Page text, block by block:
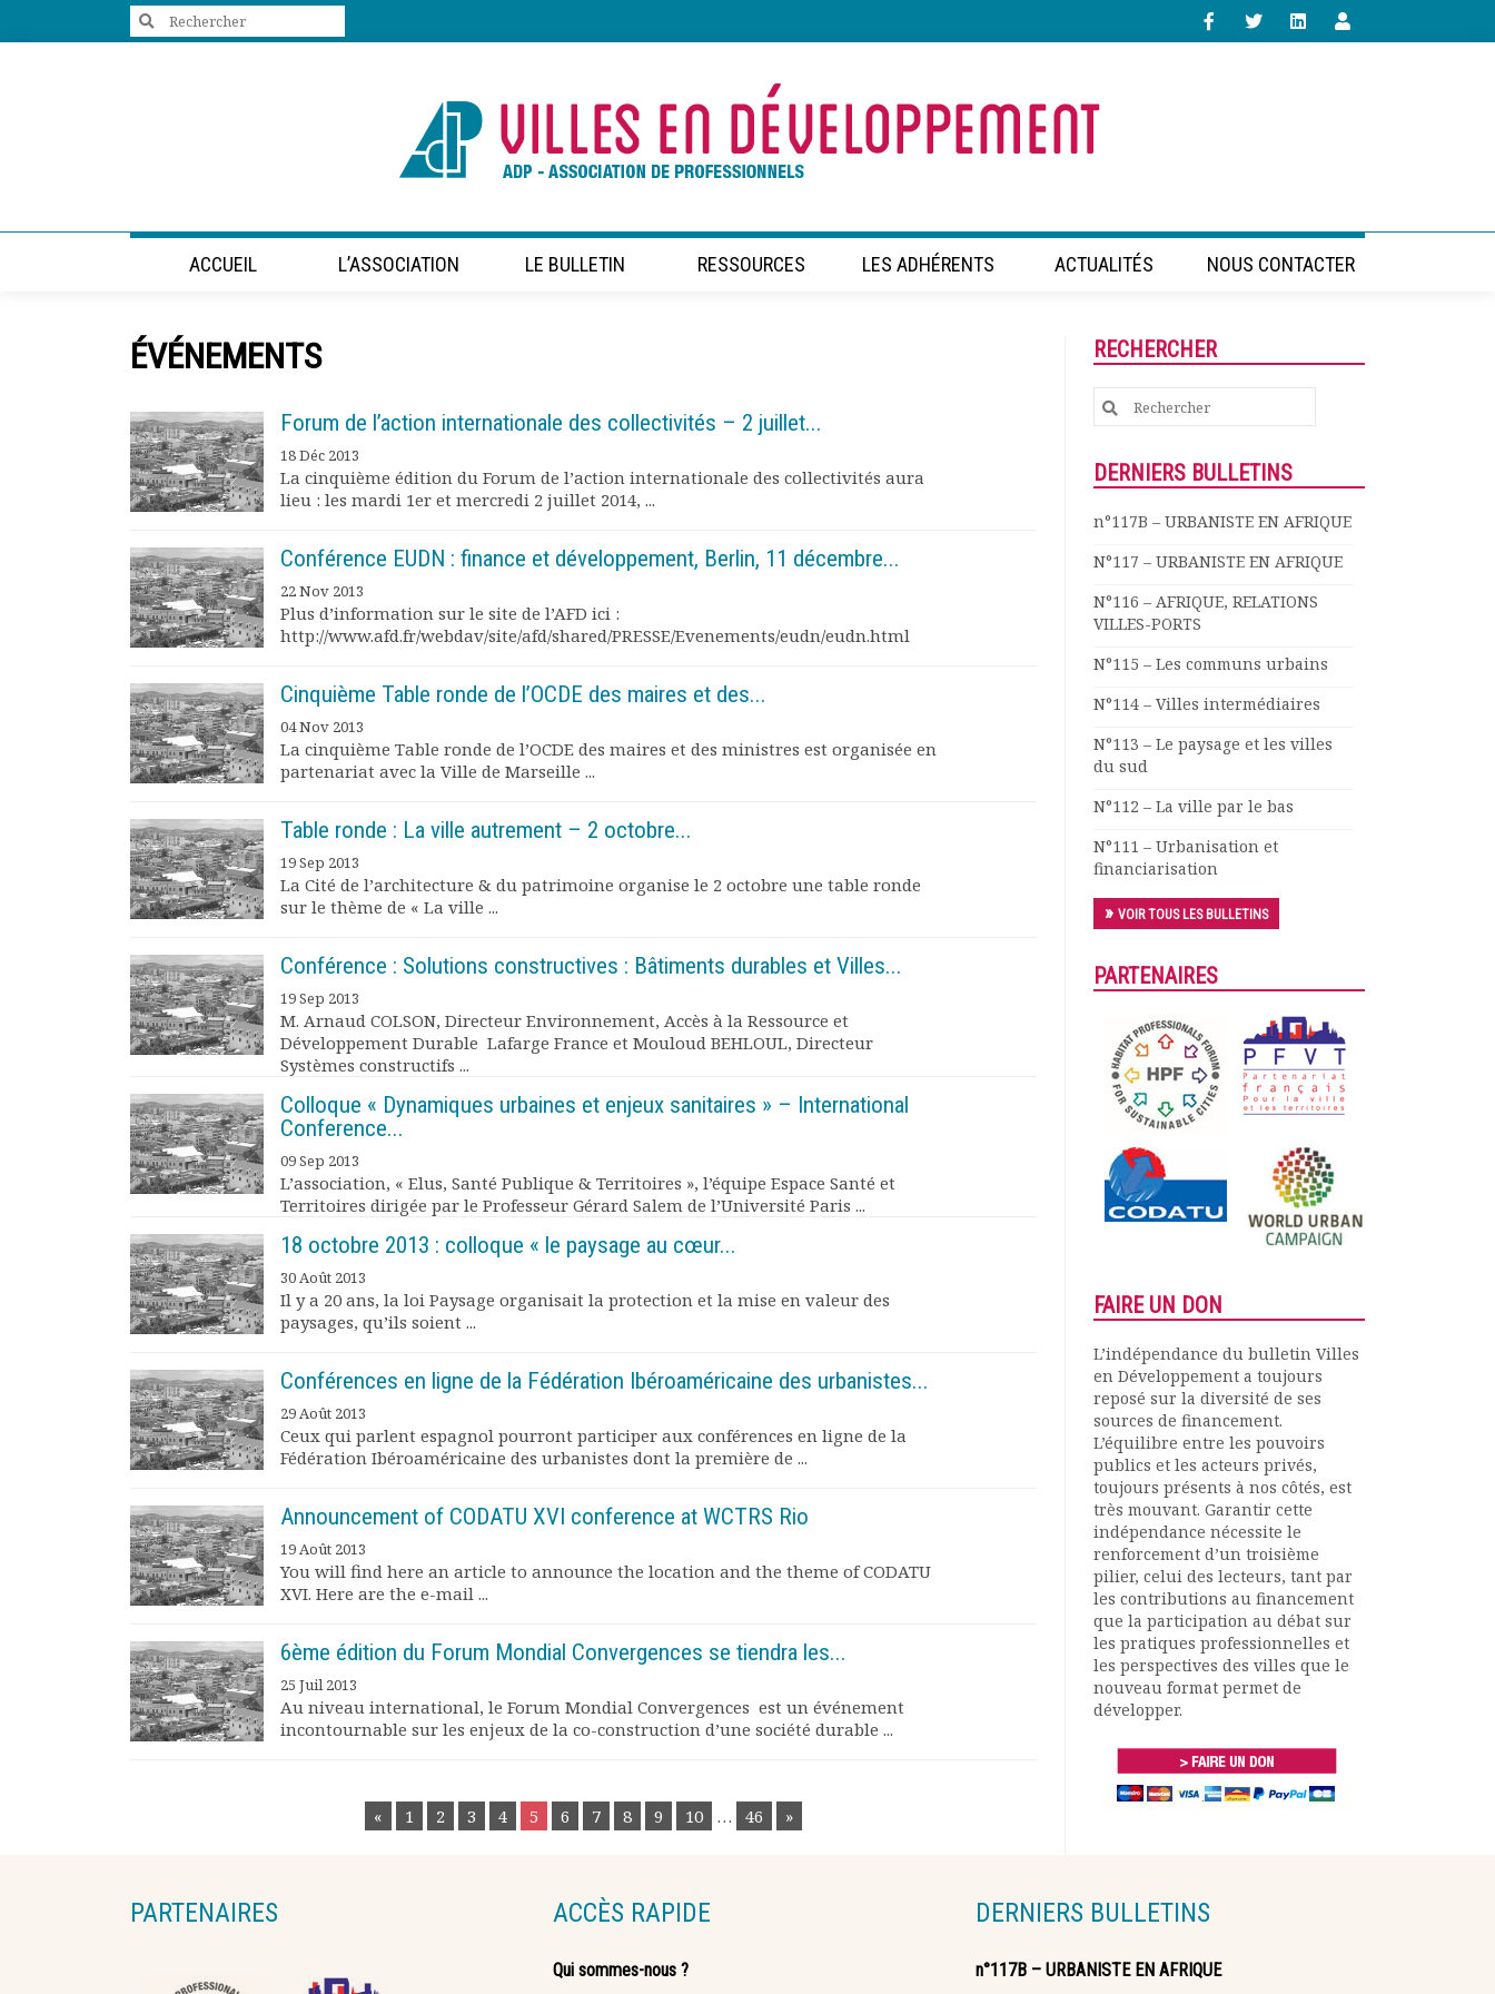
Vie de l’association
Calendrier des activités
Assemblées générales
Comptes rendus mensuels
Rapports moraux
Nous rejoindre
Présentation du bulletin
Comité de rédaction
développement
Dîners débats
Journées d’études
Concours vidéo
Evénements
Publications et rapports
Offres d’emploi
Search
ACCUEIL L’ASSOCIATION LE BULLETIN RESSOURCES LES ADHÉRENTS ACTUALITÉS NOUS CONTACTER
ÉVÉNEMENTS
Forum de l’action internationale des collectivités – 2 juillet...
18 Déc 2013
La cinquième édition du Forum de l’action internationale des collectivités aura
lieu : les mardi 1er et mercredi 2 juillet 2014, ...
Conférence EUDN : finance et développement, Berlin, 11 décembre...
22 Nov 2013
Plus d’information sur le site de l’AFD ici :
http://www.afd.fr/webdav/site/afd/shared/PRESSE/Evenements/eudn/eudn.html
Cinquième Table ronde de l’OCDE des maires et des...
04 Nov 2013
La cinquième Table ronde de l’OCDE des maires et des ministres est organisée en
partenariat avec la Ville de Marseille ...
Table ronde : La ville autrement – 2 octobre...
19 Sep 2013
La Cité de l’architecture & du patrimoine organise le 2 octobre une table ronde
sur le thème de « La ville ...
Conférence : Solutions constructives : Bâtiments durables et Villes...
19 Sep 2013
M. Arnaud COLSON, Directeur Environnement, Accès à la Ressource et
Développement Durable Lafarge France et Mouloud BEHLOUL, Directeur
Systèmes constructifs ...
Colloque « Dynamiques urbaines et enjeux sanitaires » – International
Conference...
09 Sep 2013
L’association, « Elus, Santé Publique & Territoires », l’équipe Espace Santé et
Territoires dirigée par le Professeur Gérard Salem de l’Université Paris ...
18 octobre 2013 : colloque « le paysage au cœur...
30 Août 2013
Il y a 20 ans, la loi Paysage organisait la protection et la mise en valeur des
paysages, qu’ils soient ...
Conférences en ligne de la Fédération Ibéroaméricaine des urbanistes...
29 Août 2013
Ceux qui parlent espagnol pourront participer aux conférences en ligne de la
Fédération Ibéroaméricaine des urbanistes dont la première de ...
Announcement of CODATU XVI conference at WCTRS Rio
19 Août 2013
You will find here an article to announce the location and the theme of CODATU
XVI. Here are the e-mail ...
6ème édition du Forum Mondial Convergences se tiendra les...
25 Juil 2013
Au niveau international, le Forum Mondial Convergences est un événement
incontournable sur les enjeux de la co-construction d’une société durable ...
« 1 2 3 4 5 6 7 8 9 10 … 46 »
RECHERCHER
Search
for:
DERNIERS BULLETINS
n°117B – URBANISTE EN AFRIQUE
N°117 – URBANISTE EN AFRIQUE
N°116 – AFRIQUE, RELATIONS
VILLES-PORTS
N°115 – Les communs urbains
N°114 – Villes intermédiaires
N°113 – Le paysage et les villes
du sud
N°112 – La ville par le bas
N°111 – Urbanisation et
financiarisation
VOIR TOUS LES BULLETINS
PARTENAIRES
FAIRE UN DON
L’indépendance du bulletin Villes
en Développement a toujours
reposé sur la diversité de ses
sources de financement.
L’équilibre entre les pouvoirs
publics et les acteurs privés,
toujours présents à nos côtés, est
très mouvant. Garantir cette
indépendance nécessite le
renforcement d’un troisième
pilier, celui des lecteurs, tant par
les contributions au financement
que la participation au débat sur
les pratiques professionnelles et
les perspectives des villes que le
nouveau format permet de
développer.
PARTENAIRES ACCÈS RAPIDE
Qui sommes-nous ?
DERNIERS BULLETINS
n°117B – URBANISTE EN AFRIQUE